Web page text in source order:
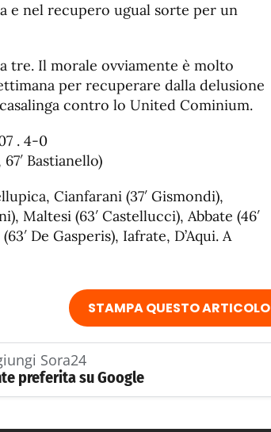
e nel recupero ugual sorte per un
tre. Il morale ovviamente è molto
per recuperare dalla delusione
contro lo United Cominium.
. 4-0
67′ Bastianello)
Cianfarani (37′ Gismondi),
Maltesi (63′ Castellucci), Abbate (46′
De Gasperis), Iafrate, D’Aqui. A
STAMPA QUESTO ARTICOLO
Sora24
preferita su Google